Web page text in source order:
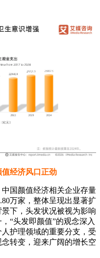
经济风口正劲
国颜值经济相关企业存量
万家，整体呈现出显著扩
下，头发状况被视为影响
“头发即颜值”的观念深入
护理领域的重要分支，受
转变，迎来广阔的增长空